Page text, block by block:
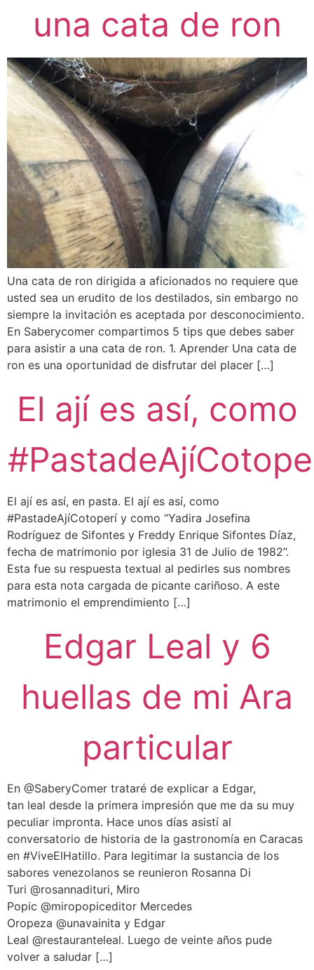
una cata de ron
Una cata de ron dirigida a aficionados no requiere que
usted sea un erudito de los destilados, sin embargo no
siempre la invitación es aceptada por desconocimiento.
En Saberycomer compartimos 5 tips que debes saber
para asistir a una cata de ron. 1. Aprender Una cata de
ron es una oportunidad de disfrutar del placer […]
El ají es así, como
El ají es así, en pasta. El ají es así, como
#PastadeAjíCotoperí y como “Yadira Josefina
Rodríguez de Sifontes y Freddy Enrique Sifontes Díaz,
fecha de matrimonio por iglesia 31 de Julio de 1982”.
Esta fue su respuesta textual al pedirles sus nombres
para esta nota cargada de picante cariñoso. A este
matrimonio el emprendimiento […]
Edgar Leal y 6
huellas de mi Ara
particular
En @SaberyComer trataré de explicar a Edgar,
tan leal desde la primera impresión que me da su muy
peculiar impronta. Hace unos días asistí al
conversatorio de historia de la gastronomía en Caracas
en #ViveElHatillo. Para legitimar la sustancia de los
sabores venezolanos se reunieron Rosanna Di
Turi @rosannadituri, Miro
Popic @miropopiceditor Mercedes
Oropeza @unavainita y Edgar
Leal @restauranteleal. Luego de veinte años pude
volver a saludar […]